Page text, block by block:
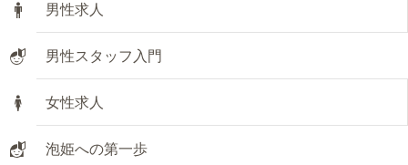
男性求人
男性スタッフ入門
女性求人
泡姫への第一歩